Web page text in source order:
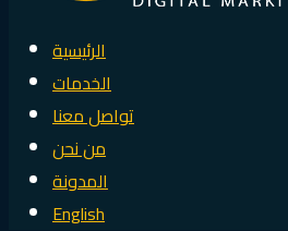
الرئيسية
الخدمات
تواصل معنا
من نحن
المدونة
English